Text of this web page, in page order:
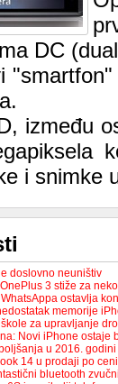
DC
između
i snimke
doslovno neuništiv
3 stiže za
ostavlja
memorije
za upravljanje
Novi iPhone ostaje
u 2016. godini
14 u prodaji po
bluetooth